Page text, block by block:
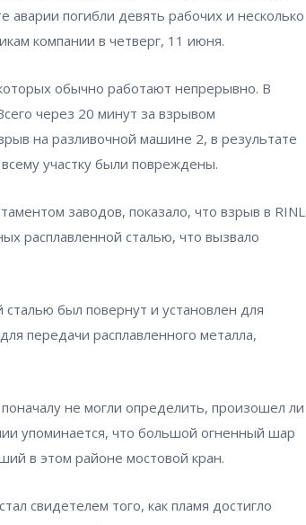
аварии погибли девять рабочих и несколько
компании в четверг, 11 июня.
обычно работают непрерывно. В
через 20 минут за взрывом
на разливочной машине 2, в результате
участку были повреждены.
заводов, показало, что взрыв в RINL
расплавленной сталью, что вызвало
был повернут и установлен для
передачи расплавленного металла,
не могли определить, произошел ли
упоминается, что большой огненный шар
в этом районе мостовой кран.
свидетелем того, как пламя достигло